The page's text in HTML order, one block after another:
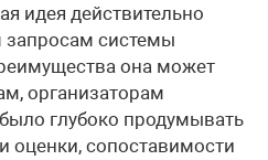
идея действительно
системы
она может
организаторам
глубоко продумывать
оценки, сопоставимости